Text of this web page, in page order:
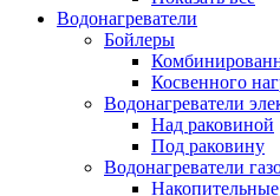
Водонагреватели
Бойлеры
Косвенного
Водонагреватели
Над раковиной
Под раковину
Водонагреватели
Накопительные